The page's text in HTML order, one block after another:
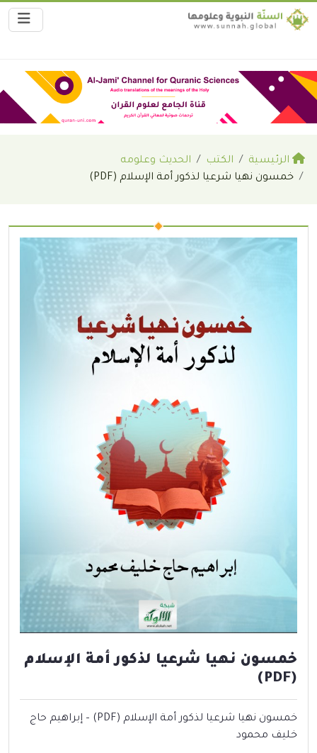
الرئيسية الكتب
الحديث وعلومه
خمسون نهيا شرعيا لذكور أمة الإسلام (PDF)
خمسون نهيا شرعيا لذكور أمة الإسلام
(PDF)
خمسون نهيا شرعيا لذكور أمة الإسلام (PDF) – إبراهيم حاج
خليف محمود